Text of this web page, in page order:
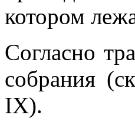
котором
Согласно
собрания
IX).